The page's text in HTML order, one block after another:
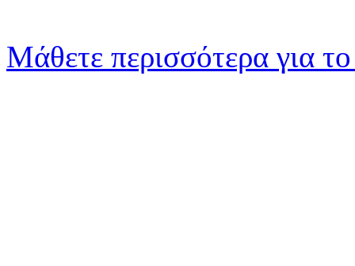
Μάθετε περισσότερα για